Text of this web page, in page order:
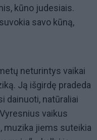
kūno judesiais.
savo kūną,
neturintys vaikai
Ją išgirdę pradeda
dainuoti, natūraliai
vaikus
muzika jiems suteikia